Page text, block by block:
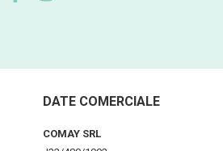
DATE COMERCIALE
COMAY SRL